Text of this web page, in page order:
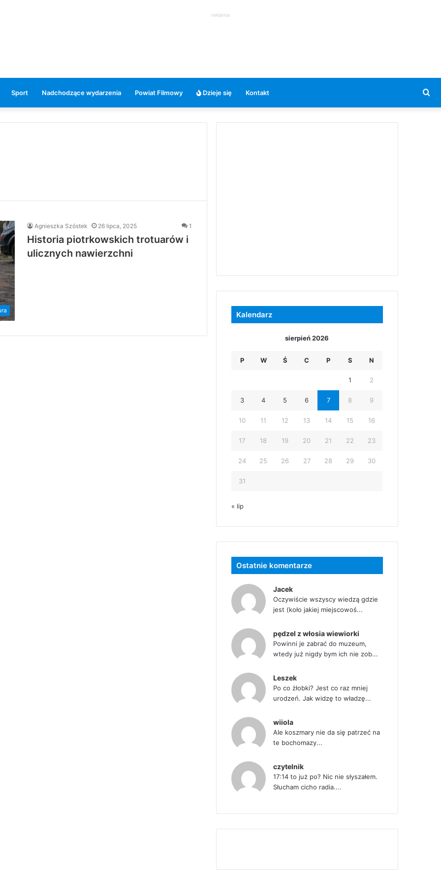
reklama
Sport Nadchodzące wydarzenia Powiat Filmowy Dzieje się Kontakt
Agnieszka Szóstek 26 lipca, 2025 1
Historia piotrkowskich trotuarów i
ulicznych nawierzchni
Kalendarz
sierpień 2026
P W Ś C P S N
1 2
3 4 5 6 7 8 9
10 11 12 13 14 15 16
17 18 19 20 21 22 23
24 25 26 27 28 29 30
31
« lip
Ostatnie komentarze
Jacek
Oczywiście wszyscy wiedzą gdzie
jest (koło jakiej miejscowoś...
pędzel z włosia wiewiorki
Powinni je zabrać do muzeum,
wtedy już nigdy bym ich nie zob...
Leszek
Po co żłobki? Jest co raz mniej
urodzeń. Jak widzę to władzę...
wiiola
Ale koszmary nie da się patrzeć na
te bochomazy...
czytelnik
17:14 to już po? Nic nie słyszałem.
Słucham cicho radia....